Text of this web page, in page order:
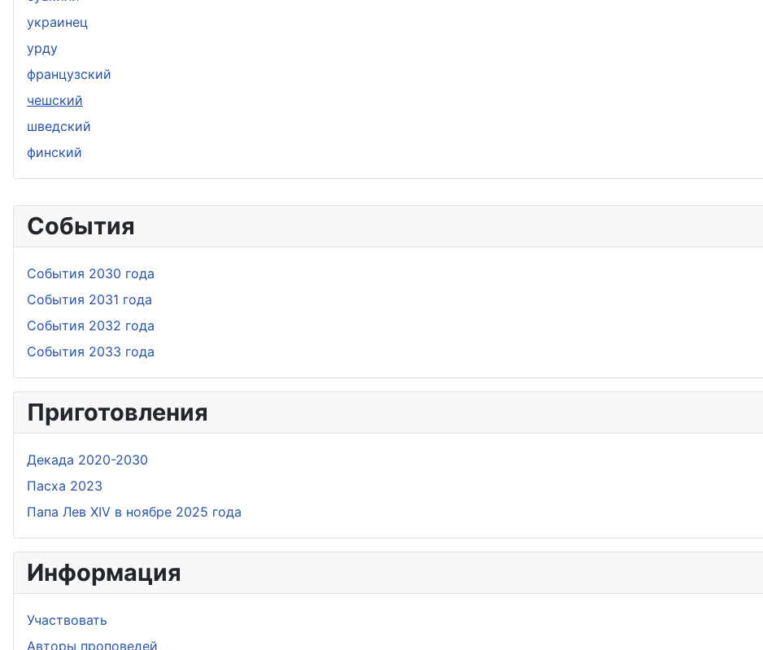
События
События 2030 года
События 2031 года
События 2032 года
События 2033 года
Приготовления
Дeкада 2020-2030
Пасха 2023
Папа Лев XIV в ноябре 2025 года
Информация
Участвовать
Aвторы проповедей
украинец
урду
французский
чешский
шведский
финский